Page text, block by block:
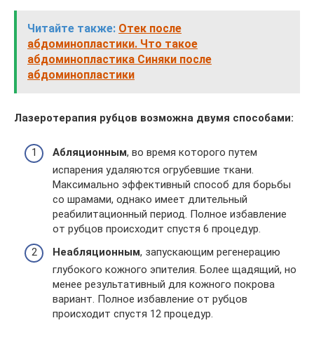
Читайте также: Отек после
абдоминопластики. Что такое
абдоминопластика Синяки после
абдоминопластики
Лазеротерапия рубцов возможна двумя способами:
Абляционным, во время которого путем
испарения удаляются огрубевшие ткани.
Максимально эффективный способ для борьбы
со шрамами, однако имеет длительный
реабилитационный период. Полное избавление
от рубцов происходит спустя 6 процедур.
Неабляционным, запускающим регенерацию
глубокого кожного эпителия. Более щадящий, но
менее результативный для кожного покрова
вариант. Полное избавление от рубцов
происходит спустя 12 процедур.